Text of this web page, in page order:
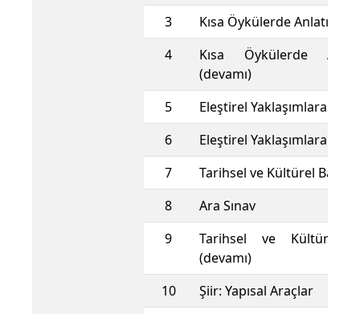
3
Kısa Öykülerde Anlatı
4
Kısa Öykülerde
(devamı)
5
Eleştirel Yaklaşımlara Giriş
6
Eleştirel Yaklaşımlara
7
Tarihsel ve Kültürel
8
Ara Sınav
9
Tarihsel ve Kültürel
(devamı)
10
Şiir: Yapısal Araçlar